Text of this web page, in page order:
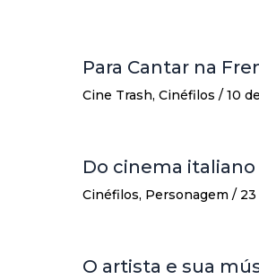
Para Cantar na
Cine Trash, Cinéfilos / 10
Do cinema
Cinéfilos, Personagem /
O artista e sua